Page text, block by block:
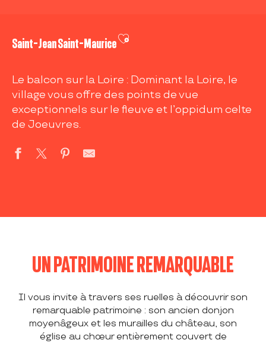
Saint-Jean Saint-MauriceAjouter aux favoris
Le balcon sur la Loire : Dominant la Loire, le
village vous offre des points de vue
exceptionnels sur le fleuve et l’oppidum celte
de Joeuvres.
UN PATRIMOINE REMARQUABLE
Il vous invite à travers ses ruelles à découvrir son
remarquable patrimoine : son ancien donjon
moyenâgeux et les murailles du château, son
église au chœur entièrement couvert de